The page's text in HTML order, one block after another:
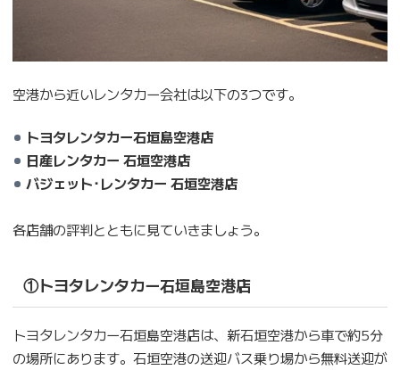
空港から近いレンタカー会社は以下の3つです。
トヨタレンタカー石垣島空港店
日産レンタカー 石垣空港店
バジェット･レンタカー 石垣空港店
各店舗の評判とともに見ていきましょう。
①トヨタレンタカー石垣島空港店
トヨタレンタカー石垣島空港店は、新石垣空港から車で約5分
の場所にあります。石垣空港の送迎バス乗り場から無料送迎が